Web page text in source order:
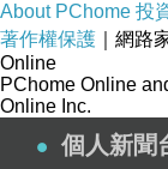
About PChome 投
著作權保護 ｜網路
Online
PChome Online
Online Inc.
個人新聞